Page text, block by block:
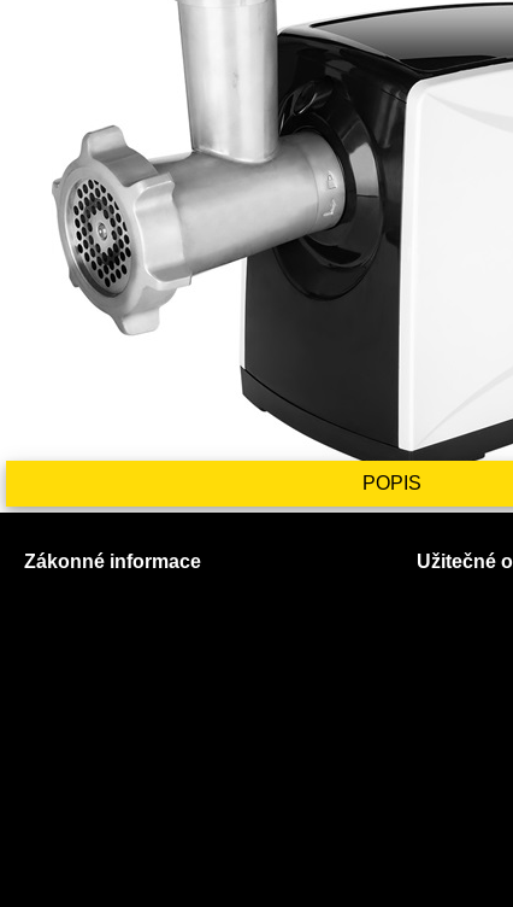
POPIS
Zákonné informace Užitečné